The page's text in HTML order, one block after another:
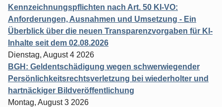
Kennzeichnungspflichten nach Art. 50 KI-VO:
Anforderungen, Ausnahmen und Umsetzung - Ein
Überblick über die neuen Transparenzvorgaben für KI-
Inhalte seit dem 02.08.2026
Dienstag, August 4 2026
BGH: Geldentschädigung wegen schwerwiegender
Persönlichkeitsrechtsverletzung bei wiederholter und
hartnäckiger Bildveröffentlichung
Montag, August 3 2026